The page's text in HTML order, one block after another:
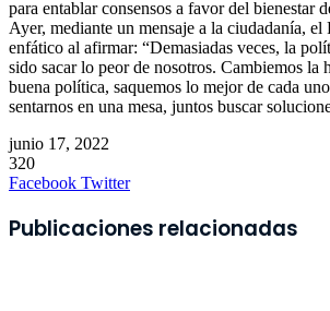
para entablar consensos a favor del bienestar
Ayer, mediante un mensaje a la ciudadanía, el
enfático al afirmar: “Demasiadas veces, la
sido sacar lo peor de nosotros. Cambiemos la
buena política, saquemos lo mejor de cada
sentarnos en una mesa, juntos buscar
junio 17, 2022
320
Facebook TwitterLinkedIn
Pinterest
WhatsApp
Telegram
Imprimir
Publicaciones relacionadas